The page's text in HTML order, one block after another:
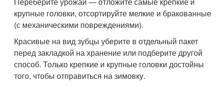
крупные головки, отсортируйте мелкие и бракованные
(с механическими повреждениями).
Красивые на вид зубцы уберите в отдельный пакет
перед закладкой на хранение или подберите другой
способ. Только крепкие и крупные головки достойны
того, чтобы отправиться на зимовку.